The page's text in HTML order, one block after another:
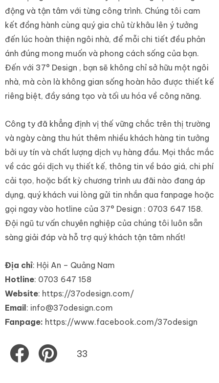
động và tận tâm với từng công trình. Chúng tôi cam
kết đồng hành cùng quý gia chủ từ khâu lên ý tưởng
đến lúc hoàn thiện ngôi nhà, để mỗi chi tiết đều phản
ánh đúng mong muốn và phong cách sống của bạn.
Đến với 37° Design , bạn sẽ không chỉ sở hữu một ngôi
nhà, mà còn là không gian sống hoàn hảo được thiết kế
riêng biệt, đầy sáng tạo và tối ưu hóa về công năng.
Công ty đã khẳng định vị thế vững chắc trên thị trường
và ngày càng thu hút thêm nhiều khách hàng tin tưởng
bởi uy tín và chất lượng dịch vụ hàng đầu. Mọi thắc mắc
về các gói dịch vụ thiết kế, thông tin về báo giá, chi phí
cải tạo, hoặc bất kỳ chương trình ưu đãi nào đang áp
dụng, quý khách vui lòng gửi tin nhắn qua fanpage hoặc
gọi ngay vào hotline của 37° Design : 0703 647 158.
Đội ngũ tư vấn chuyên nghiệp của chúng tôi luôn sẵn
sàng giải đáp và hỗ trợ quý khách tận tâm nhất!
Địa chỉ: Hội An – Quảng Nam
Hotline: 0703 647 158
Website: https://37odesign.com/
Email : info@37odesign.com
Fanpage: https://www.facebook.com/37odesign
Share
on
Share
on
33